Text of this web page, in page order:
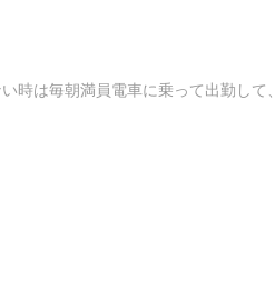
時は毎朝満員電車に乗って出勤して、